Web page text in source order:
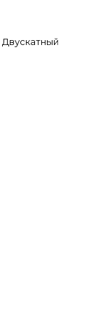
Двускатный